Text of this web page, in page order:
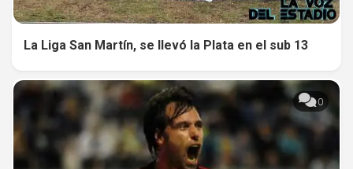
La Liga San Martín, se llevó la Plata en el sub 13
0